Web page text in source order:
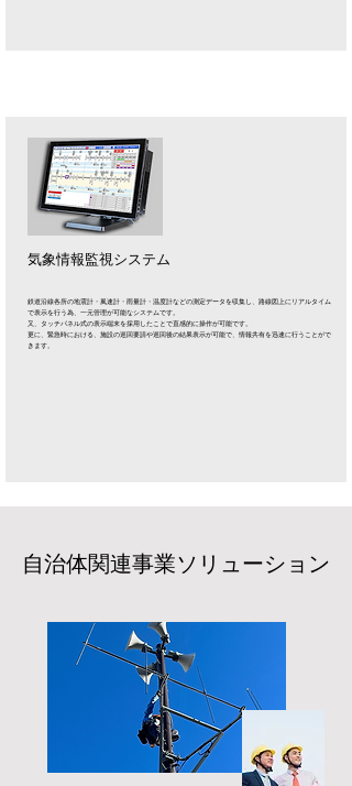
気象情報監視システム
鉄道沿線各所の地震計・風速計・雨量計・温度計などの測定データを収集し、路線図上にリアルタイム
で表示を行う為、一元管理が可能なシステムです。
又、タッチパネル式の表示端末を採用したことで直感的に操作が可能です。
更に、緊急時における、施設の巡回要請や巡回後の結果表示が可能で、情報共有を迅速に行うことがで
きます。
​自治体関連事業ソリューション